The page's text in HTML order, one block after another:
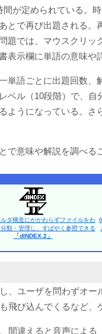
が定められている。
とで再び出題される
題では、マウスクリ
示欄に単語の意味や
単語ごとに出題回数
ベル（10段階）で、
ようになっている。
意味や解説を調べる
ダ構造にかかわらずファイルをわ
類・管理し、すばやく参照できる
「dINDEX.2」
、ユーザを問わずオ
飛び込んでくるなど、
間違えると音声によ